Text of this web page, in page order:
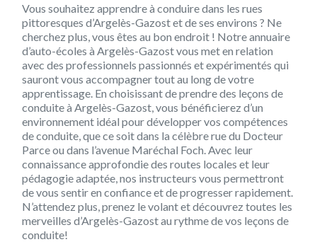
Vous souhaitez apprendre à conduire dans les rues
pittoresques d’Argelès-Gazost et de ses environs ? Ne
cherchez plus, vous êtes au bon endroit ! Notre annuaire
d’auto-écoles à Argelès-Gazost vous met en relation
avec des professionnels passionnés et expérimentés qui
sauront vous accompagner tout au long de votre
apprentissage. En choisissant de prendre des leçons de
conduite à Argelès-Gazost, vous bénéficierez d’un
environnement idéal pour développer vos compétences
de conduite, que ce soit dans la célèbre rue du Docteur
Parce ou dans l’avenue Maréchal Foch. Avec leur
connaissance approfondie des routes locales et leur
pédagogie adaptée, nos instructeurs vous permettront
de vous sentir en confiance et de progresser rapidement.
N’attendez plus, prenez le volant et découvrez toutes les
merveilles d’Argelès-Gazost au rythme de vos leçons de
conduite!